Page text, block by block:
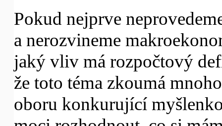
Pokud nejprve
a nerozvineme
jaký vliv má rozpočtový
že toto téma zkoumá
oboru konkurující